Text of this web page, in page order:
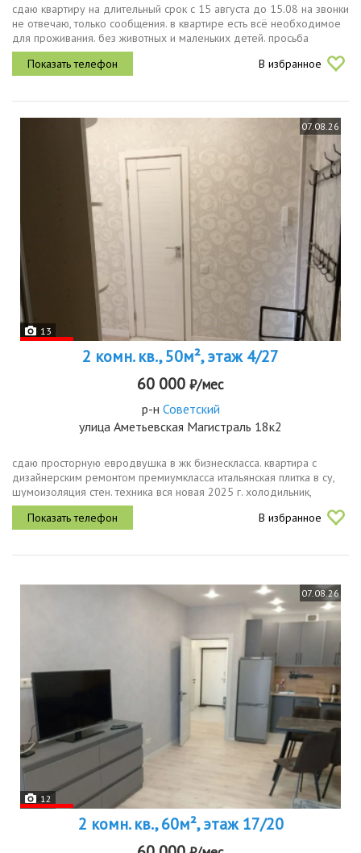
сдаю квартиру на длительный срок с 15 августа до 15.08 на звонки
не отвечаю, только сообщения. в квартире есть всё необходимое
для проживания. без животных и маленьких детей. просьба
риелторов не беспокоить. при заселении заключается договор
В избранное
07.08.26
13
2 комн. кв., 50м², этаж 4/27
60 000 ₽/мес
р-н Советский
улица Аметьевская Магистраль 18к2
сдаю просторную евродвушка в жк бизнескласса. квартира с
дизайнерским ремонтом премиумкласса итальянская плитка в су,
шумоизоляция стен. техника вся новая 2025 г. холодильник,
стиральная духовка, вытяжка. встроенная гардеробная система.
дом сдан...
В избранное
07.08.26
12
2 комн. кв., 60м², этаж 17/20